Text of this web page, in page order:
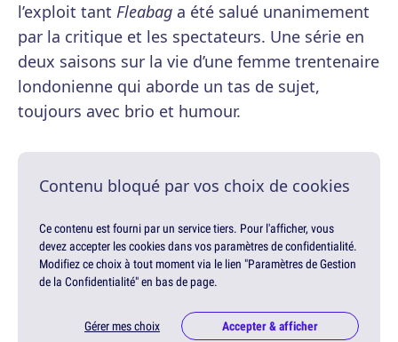
l’exploit tant Fleabag a été salué unanimement
par la critique et les spectateurs. Une série en
deux saisons sur la vie d’une femme trentenaire
londonienne qui aborde un tas de sujet,
toujours avec brio et humour.
Contenu bloqué par vos choix de cookies
Ce contenu est fourni par un service tiers. Pour l'afficher, vous
devez accepter les cookies dans vos paramètres de confidentialité.
Modifiez ce choix à tout moment via le lien "Paramètres de Gestion
de la Confidentialité" en bas de page.
Gérer mes choix Accepter & afficher